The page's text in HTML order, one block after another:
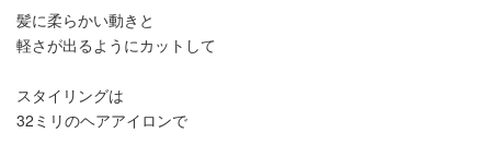
髪に柔らかい動きと
軽さが出るようにカットして
スタイリングは
32ミリのヘアアイロンで